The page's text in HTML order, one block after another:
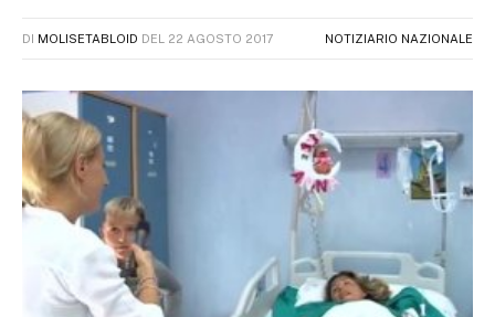
DI MOLISETABLOID DEL 22 AGOSTO 2017 NOTIZIARIO NAZIONALE